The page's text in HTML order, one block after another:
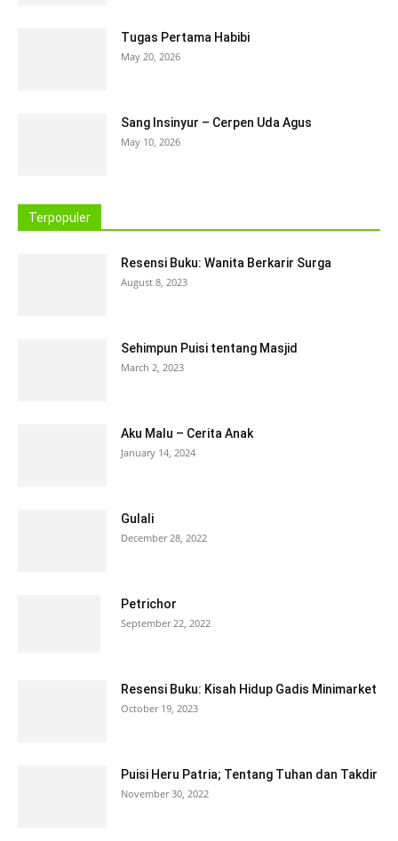
Tugas Pertama Habibi
May 20, 2026
Sang Insinyur – Cerpen Uda Agus
May 10, 2026
Terpopuler
Resensi Buku: Wanita Berkarir Surga
August 8, 2023
Sehimpun Puisi tentang Masjid
March 2, 2023
Aku Malu – Cerita Anak
January 14, 2024
Gulali
December 28, 2022
Petrichor
September 22, 2022
Resensi Buku: Kisah Hidup Gadis Minimarket
October 19, 2023
Puisi Heru Patria; Tentang Tuhan dan Takdir
November 30, 2022